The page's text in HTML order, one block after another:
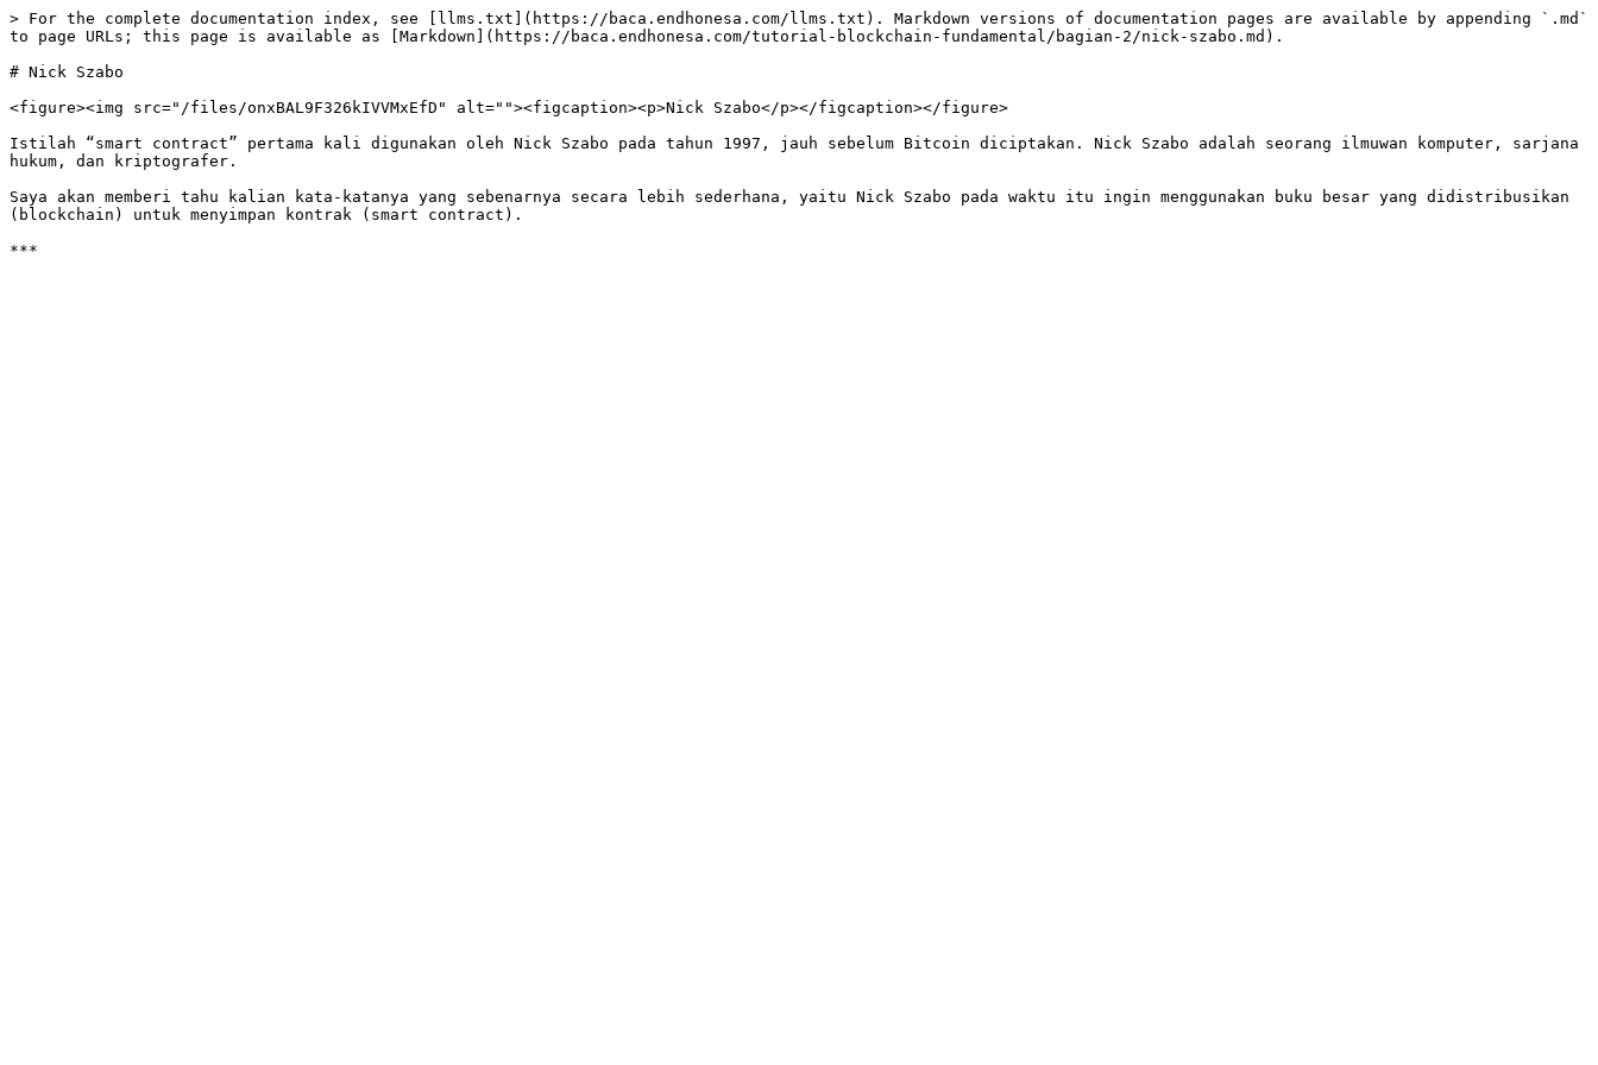
> For the complete documentation index, see [llms.txt](https://baca.endhonesa.com/llms.txt). Markdown versions of documentation pages are available by appending `.md`
to page URLs; this page is available as [Markdown](https://baca.endhonesa.com/tutorial-blockchain-fundamental/bagian-2/nick-szabo.md).
# Nick Szabo
<figure><img src="/files/onxBAL9F326kIVVMxEfD" alt=""><figcaption><p>Nick Szabo</p></figcaption></figure>
Istilah “smart contract” pertama kali digunakan oleh Nick Szabo pada tahun 1997, jauh sebelum Bitcoin diciptakan. Nick Szabo adalah seorang ilmuwan komputer, sarjana
hukum, dan kriptografer.
Saya akan memberi tahu kalian kata-katanya yang sebenarnya secara lebih sederhana, yaitu Nick Szabo pada waktu itu ingin menggunakan buku besar yang didistribusikan
(blockchain) untuk menyimpan kontrak (smart contract).